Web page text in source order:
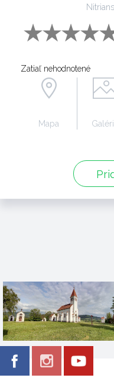
Zatiaľ nehodnotené
Mapa